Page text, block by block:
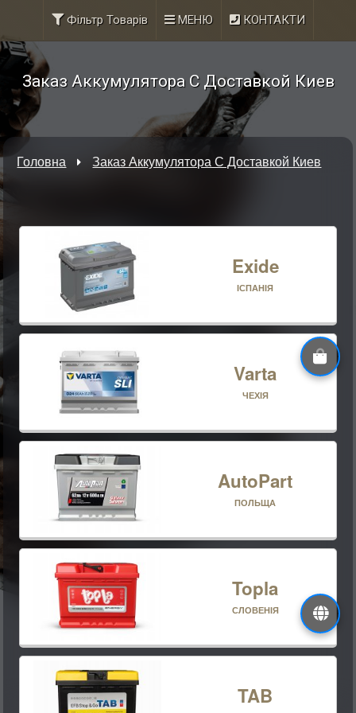
Фільтр Товарів МЕНЮ КОНТАКТИ
Заказ Аккумулятора С Доставкой Киев
Головна Заказ Аккумулятора С Доставкой Киев
Exide
ІСПАНІЯ
Varta
ЧЕХІЯ
AutoPart
ПОЛЬЩА
Topla
СЛОВЕНІЯ
TAB